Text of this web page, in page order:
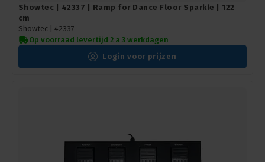
Showtec | 42337 | Ramp for Dance Floor Sparkle | 122
cm
Showtec | 42337
Op voorraad levertijd 2 a 3 werkdagen
Login voor prijzen